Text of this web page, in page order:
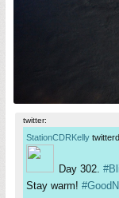
twitter:
StationCDRKelly
Day 302.
Stay warm!